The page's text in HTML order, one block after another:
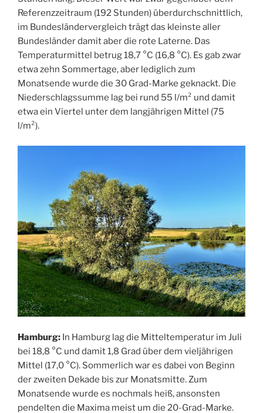
Referenzzeitraum (192 Stunden) überdurchschnittlich,
im Bundesländervergleich trägt das kleinste aller
Bundesländer damit aber die rote Laterne. Das
Temperaturmittel betrug 18,7 °C (16,8 °C). Es gab zwar
etwa zehn Sommertage, aber lediglich zum
Monatsende wurde die 30 Grad-Marke geknackt. Die
Niederschlagssumme lag bei rund 55 l/m² und damit
etwa ein Viertel unter dem langjährigen Mittel (75
l/m²).
Hamburg: In Hamburg lag die Mitteltemperatur im Juli
bei 18,8 °C und damit 1,8 Grad über dem vieljährigen
Mittel (17,0 °C). Sommerlich war es dabei von Beginn
der zweiten Dekade bis zur Monatsmitte. Zum
Monatsende wurde es nochmals heiß, ansonsten
pendelten die Maxima meist um die 20-Grad-Marke.